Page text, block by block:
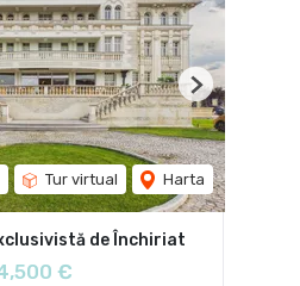
Tur virtual Harta
Next
de Închiriat
€